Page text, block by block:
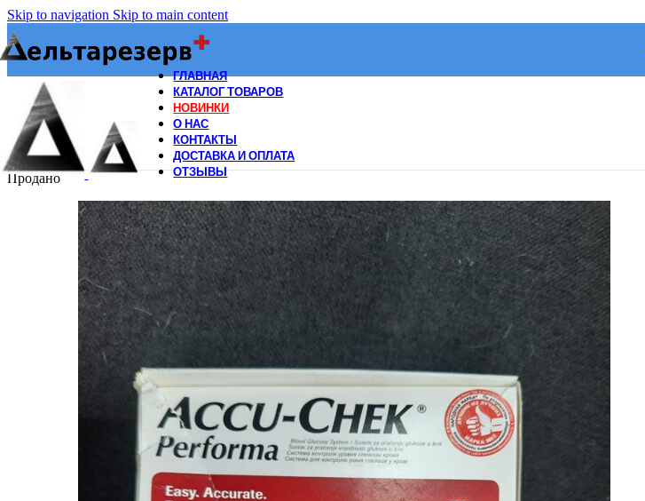
Skip to navigation Skip to main content
ГЛАВНАЯ
КАТАЛОГ ТОВАРОВ
НОВИНКИ
О НАС
КОНТАКТЫ
ДОСТАВКА И ОПЛАТА
ОТЗЫВЫ
Продано